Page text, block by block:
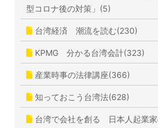
型コロナ後の対策」(5)
台湾経済 潮流を読む(230)
KPMG 分かる台湾会計(323)
産業時事の法律講座(366)
知っておこう台湾法(628)
台湾で会社を創る 日本人起業